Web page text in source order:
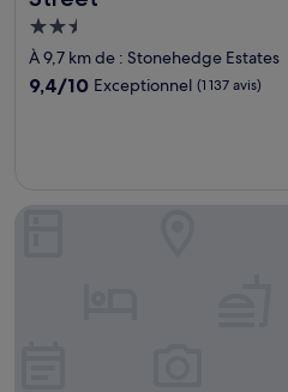
Hébergement
2.5 étoiles
À 9,7 km de : Stonehedge Estates
9.4
9,4/10 Exceptionnel (1 137 avis)
The Cabins at East Austin Hotel